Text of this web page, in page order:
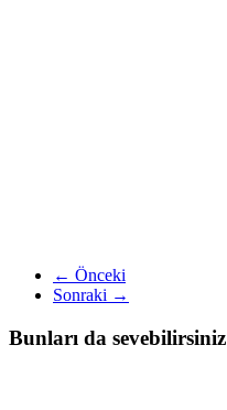
← Önceki
Sonraki →
Bunları da sevebilirsiniz